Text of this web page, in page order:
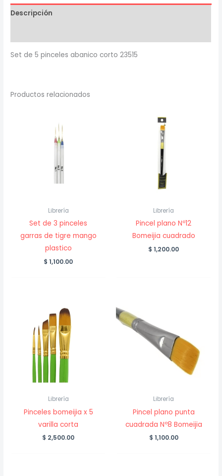
corto
23515
Descripción
Set de 5 pinceles abanico corto 23515
Productos relacionados
Librería
Set de 3 pinceles
garras de tigre mango
plastico
$ 1,100.00
Librería
Pincel plano Nº12
Bomeijia cuadrado
$ 1,200.00
Librería
Pinceles bomeijia x 5
varilla corta
$ 2,500.00
Librería
Pincel plano punta
cuadrada Nº8 Bomeijia
$ 1,100.00